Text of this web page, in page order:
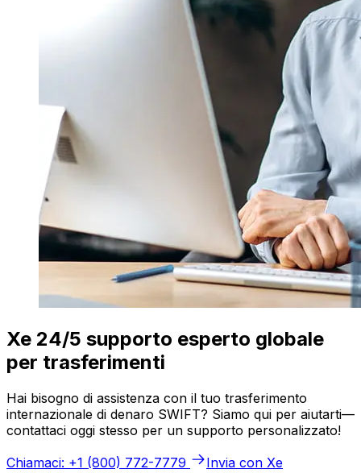
Xe 24/5 supporto esperto globale
per trasferimenti
Hai bisogno di assistenza con il tuo trasferimento
internazionale di denaro SWIFT? Siamo qui per aiutarti—
contattaci oggi stesso per un supporto personalizzato!
Chiamaci: +1 (800) 772-7779
Invia con Xe